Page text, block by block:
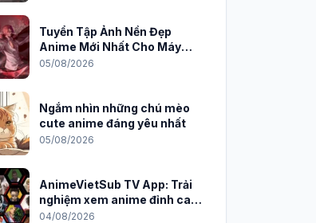
Tuyển Tập Ảnh Nền Đẹp
Anime Mới Nhất Cho Máy
Tính 2026
05/08/2026
Ngắm nhìn những chú mèo
cute anime đáng yêu nhất
05/08/2026
AnimeVietSub TV App: Trải
nghiệm xem anime đỉnh cao
trên PC
04/08/2026